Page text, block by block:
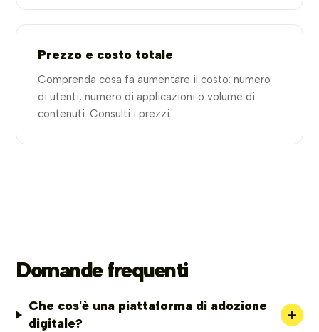
Prezzo e costo totale
Comprenda cosa fa aumentare il costo: numero
di utenti, numero di applicazioni o volume di
contenuti. Consulti i prezzi.
Domande frequenti
Che cos'è una piattaforma di adozione
digitale?
+